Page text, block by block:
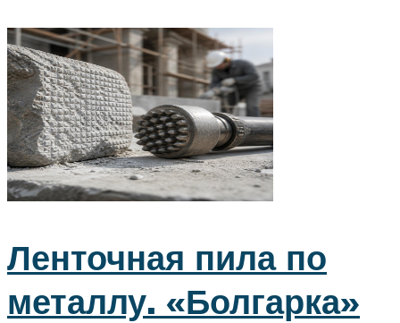
Ленточная пила по
металлу. «Болгарка»